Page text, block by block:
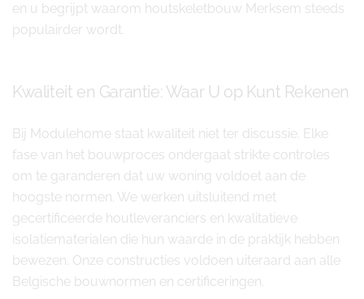
en u begrijpt waarom houtskeletbouw Merksem steeds
populairder wordt.
Kwaliteit en Garantie: Waar U op Kunt Rekenen
Bij Modulehome staat kwaliteit niet ter discussie. Elke
fase van het bouwproces ondergaat strikte controles
om te garanderen dat uw woning voldoet aan de
hoogste normen. We werken uitsluitend met
gecertificeerde houtleveranciers en kwalitatieve
isolatiematerialen die hun waarde in de praktijk hebben
bewezen. Onze constructies voldoen uiteraard aan alle
Belgische bouwnormen en certificeringen.